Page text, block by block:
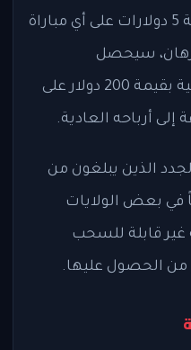
المخصص ووضع رهان بقيمة 5 دولارات على أي مباراة
سيحصل
المستخدم على مكافأة إضافية بقيمة 200 دولار على
أرباحه العادية.
الذين يبلغون من
عاماً أو أكثر (18 عاماً في بعض الولايات
غير قابلة للسحب